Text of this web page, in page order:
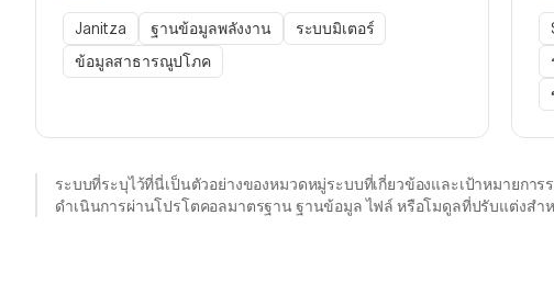
Janitza ฐานข้อมูลพลังงาน
ระบบมิเตอร์
ข้อมูลสาธารณูปโภค
ระบบที่ระบุไว้ที่นี่เป็นตัวอย่างของหมวดหมู่ระบบที่เกี่ยวข้องและเป้าหมายกา
ดำเนินการผ่านโปรโตคอลมาตรฐาน ฐานข้อมูล ไฟล์ หรือโมดูลที่ปรับแต่งสำ